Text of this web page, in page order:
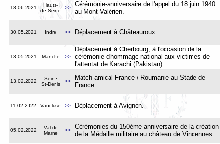
18.06.2021
Hauts-
de-Seine
>>
Cérémonie-anniversaire de l'appel du 18 juin 1940
au Mont-Valérien.
30.05.2021 Indre >> Déplacement à Châteauroux.
13.05.2021 Manche >>
Déplacement à Cherbourg, à l'occasion de la
cérémonie d'hommage national aux victimes de
l'attentat de Karachi (Pakistan).
13.02.2022
Seine
St-Denis
>>
Match amical France / Roumanie au Stade de
France.
11.02.2022 Vaucluse >> Déplacement à Avignon.
05.02.2022
Val de
Marne
>>
Cérémonies du 150ème anniversaire de la création
de la Médaille militaire au château de Vincennes.